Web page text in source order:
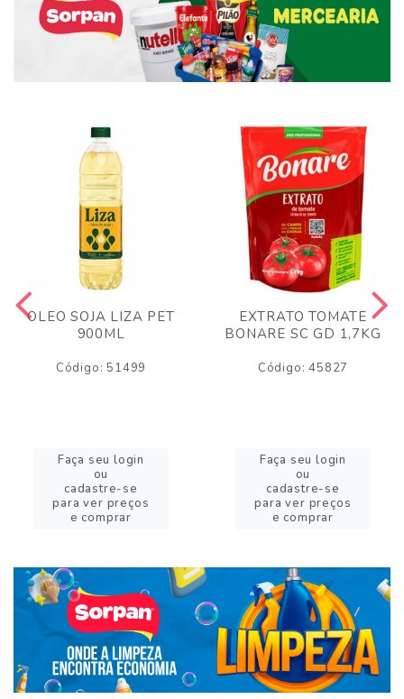
OLEO SOJA LIZA PET
900ML
Código: 51499
Faça seu login
ou
cadastre-se
para ver preços
e comprar
EXTRATO TOMATE
BONARE SC GD 1,7KG
Código: 45827
Faça seu login
ou
cadastre-se
para ver preços
e comprar